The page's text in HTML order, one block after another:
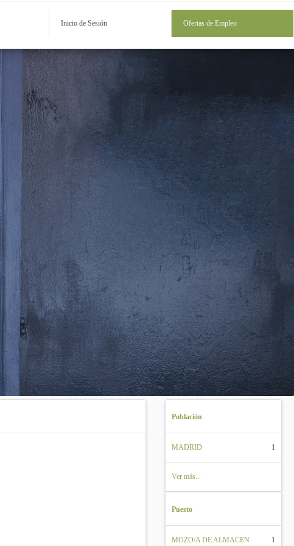
Inicio de Sesión Ofertas de Empleo
Población
MADRID 1
Ver más...
Puesto
MOZO/A DE ALMACEN 1